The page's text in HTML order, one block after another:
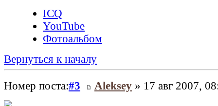
ICQ
YouTube
Фотоальбом
Вернуться к началу
Номер поста:#3 Aleksey » 17 авг 2007,